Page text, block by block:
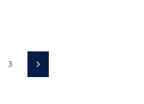
3 Suivant